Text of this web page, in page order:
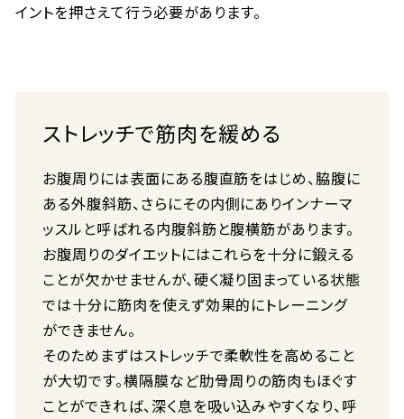
イントを押さえて行う必要があります。
ストレッチで筋肉を緩める
お腹周りには表面にある腹直筋をはじめ、脇腹に
ある外腹斜筋、さらにその内側にありインナーマ
ッスルと呼ばれる内腹斜筋と腹横筋があります。
お腹周りのダイエットにはこれらを十分に鍛える
ことが欠かせませんが、硬く凝り固まっている状態
では十分に筋肉を使えず効果的にトレーニング
ができません。
そのためまずはストレッチで柔軟性を高めること
が大切です。横隔膜など肋骨周りの筋肉もほぐす
ことができれば、深く息を吸い込みやすくなり、呼